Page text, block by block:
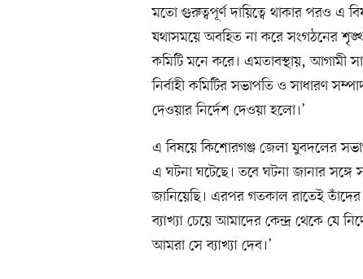
মতো গুরুত্বপূর্ণ দায়িত্বে থাকার পরও এ
যথাসময়ে অবহিত না করে সংগঠনের
কমিটি মনে করে। এমতাবস্থায়, আগামী
নির্বাহী কমিটির সভাপতি ও সাধারণ
দেওয়ার নির্দেশ দেওয়া হলো।’
এ বিষয়ে কিশোরগঞ্জ জেলা যুবদলের
এ ঘটনা ঘটেছে। তবে ঘটনা জানার সঙ্গে
জানিয়েছি। এরপর গতকাল রাতেই তাঁদের
ব্যাখ্যা চেয়ে আমাদের কেন্দ্র থেকে যে
আমরা সে ব্যাখ্যা দেব।’